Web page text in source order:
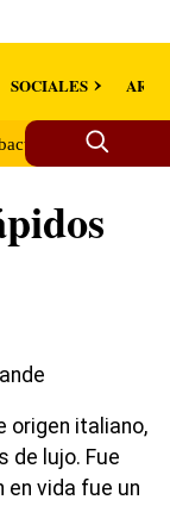
SOCIALES
inmunes a
origen italiano,
de lujo. Fue
en vida fue un